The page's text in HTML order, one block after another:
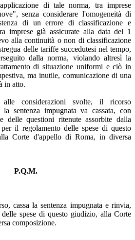
di tale norma, tra imprese
senza considerare l'omogeneità di
di un errore di classificazione e
imprese già assicurate alla data del 1
alla continuità o non di classificazione
delle tariffe succedutesi nel tempo,
dalla norma, violando altresì la
di situazione uniformi e ciò in
ma inutile, comunicazione di una
in atto.
considerazioni svolte, il ricorso
sentenza impugnata va cassata, con
delle questioni ritenute assorbite dalla
il regolamento delle spese di questo
Corte d'appello di Roma, in diversa
P.Q.M.
cassa la sentenza impugnata e rinvia,
spese di questo giudizio, alla Corte
composizione.